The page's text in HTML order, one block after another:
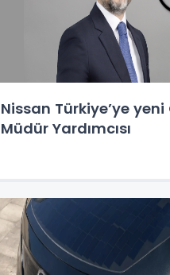
Nissan Türkiye’ye yeni
Müdür Yardımcısı